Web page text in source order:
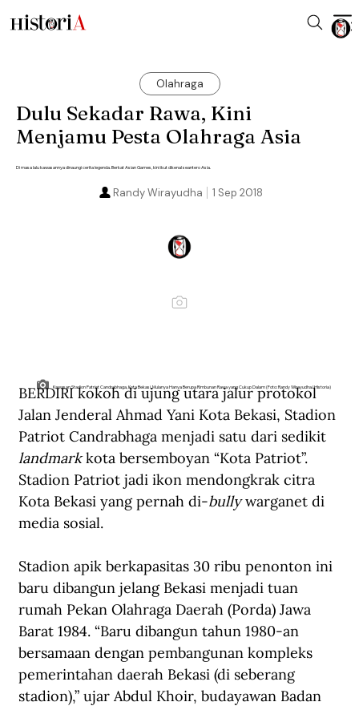
Olahraga
Dulu Sekadar Rawa, Kini
Menjamu Pesta Olahraga Asia
Di masa lalu kawasannya dinaungi cerita legenda. Berkat Asian Games, kini ikut dikenal seantero Asia.
1 Sep 2018
Randy Wirayudha
Kawasan Stadion Patriot Candrabhaga, Kota Bekasi, Mulanya Hanya Berupa Rimbunan Rawa yang Cukup Dalam (Foto: Randy Wirayudha/Historia)
BERDIRI kokoh di ujung utara jalur protokol
Jalan Jenderal Ahmad Yani Kota Bekasi, Stadion
Patriot Candrabhaga menjadi satu dari sedikit
landmark kota bersemboyan “Kota Patriot”.
Stadion Patriot jadi ikon mendongkrak citra
Kota Bekasi yang pernah di-bully warganet di
media sosial.
Stadion apik berkapasitas 30 ribu penonton ini
baru dibangun jelang Bekasi menjadi tuan
rumah Pekan Olahraga Daerah (Porda) Jawa
Barat 1984. “Baru dibangun tahun 1980-an
bersamaan dengan pembangunan kompleks
pemerintahan daerah Bekasi (di seberang
stadion),” ujar Abdul Khoir, budayawan Badan